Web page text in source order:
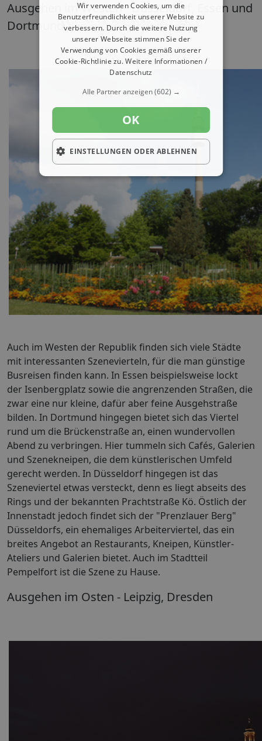
Ausgehen im Westen - Düsseldorf, Essen und
Dortmund
Auch im Westen der Republik finden sich viele Städte
mit interessanten Szenevierteln, für die man günstige
Busreisen finden kann. In Essen beispielsweise lockt
der Isenbergplatz sowie die angrenzenden Straßen, die
zwar eine nur kleine, dafür aber feine Ausgehstraße
bilden. In Dortmund hingegen bietet sich das Viertel
rund um die Brückenstraße an, einen wundervollen
Abend zu verbringen. Hier tummeln sich Cafés, Galerien
und Szenekneipen, die dem künstlerischen Umfeld
gerecht werden. In Düsseldorf hingegen ist das
Szeneviertel etwas versteckt, denn es liegt abseits des
Rings und der bekannten Prachtstraße Kö. Östlich der
Innenstadt jedoch findet sich der "Prenzlauer Berg"
Düsseldorfs, ein ehemaliges Arbeiterviertel, das ein
breites Angebot an Restaurants, Kneipen, Künstler-
Ateliers und Galerien bietet. Auch im Stadtteil
Pempelfort ist die Szene zu Hause.
Ausgehen im Osten - Leipzig, Dresden
Wir verwenden Cookies, um die
Benutzerfreundlichkeit unserer Website zu
verbessern. Durch die weitere Nutzung
unserer Webseite stimmen Sie der
Verwendung von Cookies gemäß unserer
Cookie-Richtlinie zu.Weitere Informationen /
Datenschutz
Alle Partner anzeigen(602) →
OK
EINSTELLUNGEN ODER ABLEHNEN